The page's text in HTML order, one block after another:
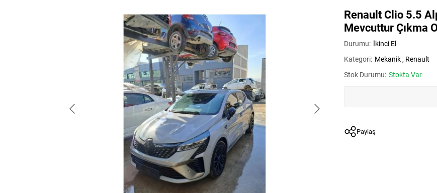
Renault Clio 5.5
Mevcuttur Çıkma
Durumu: İkinci El
Kategori: Mekanik , Renault
Stok Durumu: Stokta Var
Paylaş